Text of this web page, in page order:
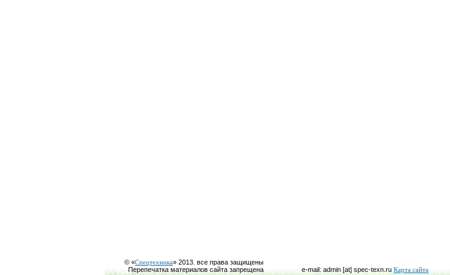
© «Спецтехника» 2013. все права защищены
Перепечатка материалов сайта запрещена
e-mail: admin [at] spec-texn.ru Карта сайта